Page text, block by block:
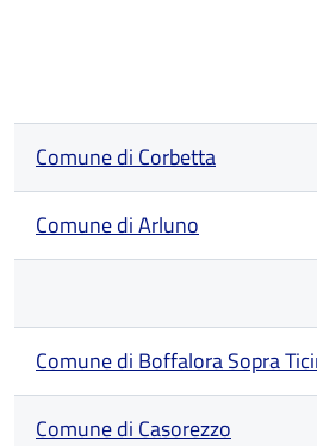
Comune di Corbetta
Comune di Arluno
Comune di Boffalora Sopra
Comune di Casorezzo